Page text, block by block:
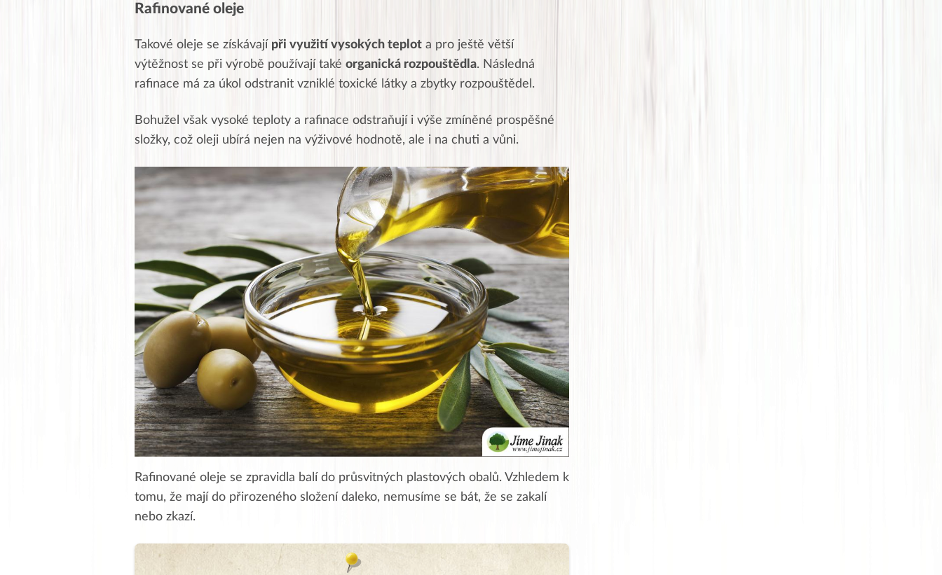
Rafinované oleje
Takové oleje se získávají při využití vysokých teplot a pro ještě větší
výtěžnost se při výrobě používají také organická rozpouštědla. Následná
rafinace má za úkol odstranit vzniklé toxické látky a zbytky rozpouštědel.
Bohužel však vysoké teploty a rafinace odstraňují i výše zmíněné prospěšné
složky, což oleji ubírá nejen na výživové hodnotě, ale i na chuti a vůni.
Rafinované oleje se zpravidla balí do průsvitných plastových obalů. Vzhledem k
tomu, že mají do přirozeného složení daleko, nemusíme se bát, že se zakalí
nebo zkazí.